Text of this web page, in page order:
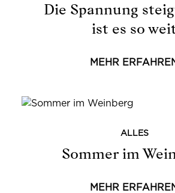
Die Spannung
ist es so
MEHR
ALLES
Sommer im
MEHR